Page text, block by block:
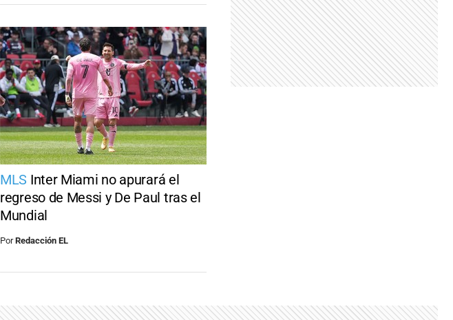
MLS Inter Miami no apurará el
regreso de Messi y De Paul tras el
Mundial
PorRedacción EL